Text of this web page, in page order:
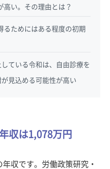
高い。その理由とは？
るためにはある程度の初期
ている令和は、自由診療を
見込める可能性が高い
収は1,078万円
収です。労働政策研究・